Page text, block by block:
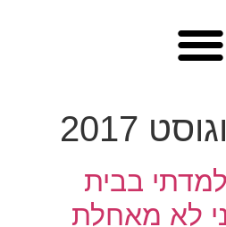
בבית
לא מאחלת